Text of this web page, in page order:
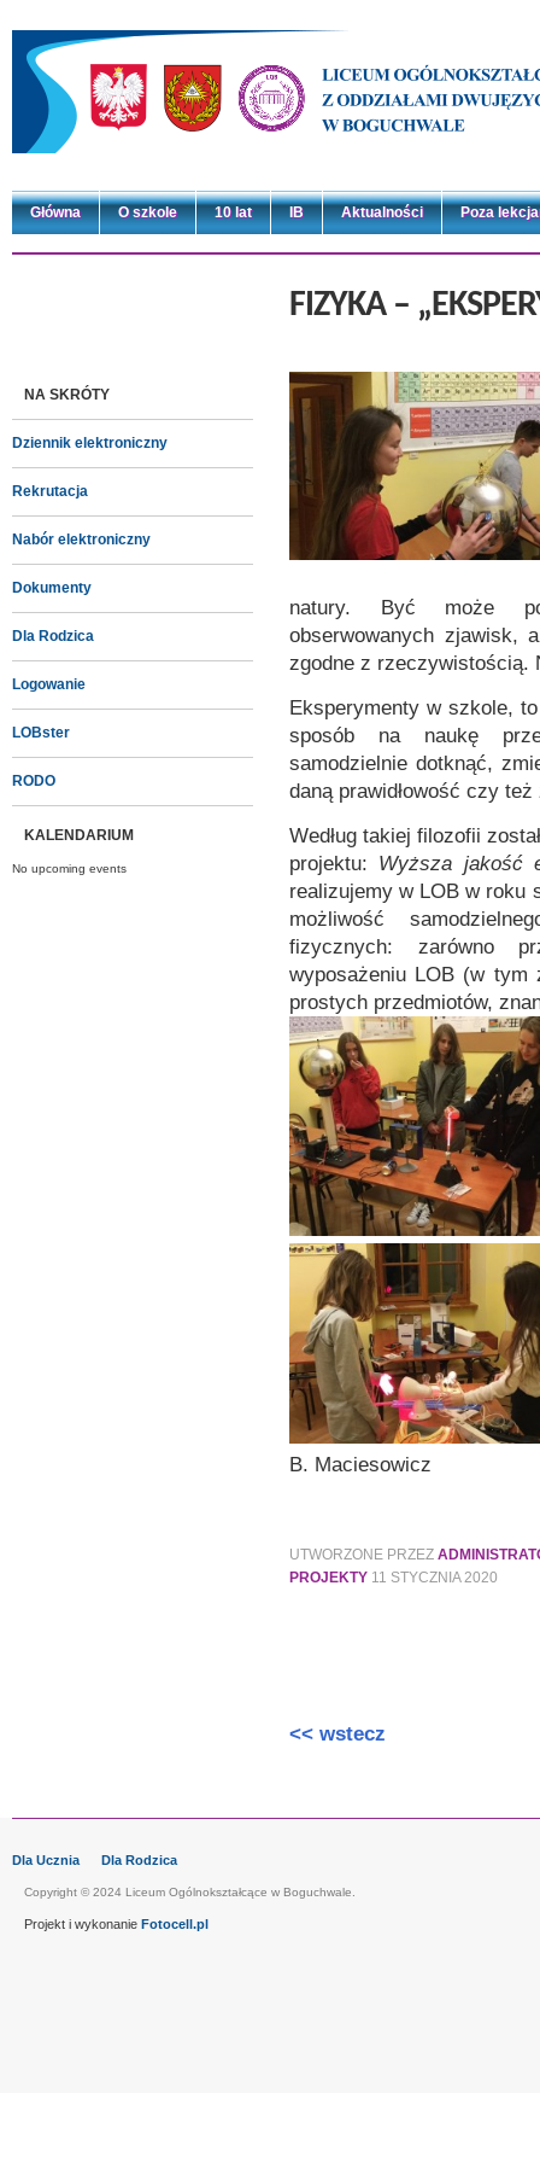
Główna O szkole 10 lat IB Aktualności Poza
FIZYKA –
NA SKRÓTY
Dziennik elektroniczny
Rekrutacja
Nabór elektroniczny
Dokumenty
Dla Rodzica
Logowanie
LOBster
RODO
KALENDARIUM
No upcoming events
natury. Być może
obserwowanych zjawisk,
zgodne z rzeczywistością.
Eksperymenty w szkole,
sposób na naukę
samodzielnie dotknąć,
daną prawidłowość czy
Według takiej filozofii
projektu: Wyższa jakość
realizujemy w LOB w roku
możliwość
fizycznych: zarówno
wyposażeniu LOB (w tym
prostych przedmiotów,
B. Maciesowicz
UTWORZONE PRZEZ
PROJEKTY 11 STYCZNIA 2020
<< wstecz
Dla Ucznia Dla Rodzica
Copyright © 2024 Liceum Ogólnokształcące w Boguchwale.
Projekt i wykonanie Fotocell.pl